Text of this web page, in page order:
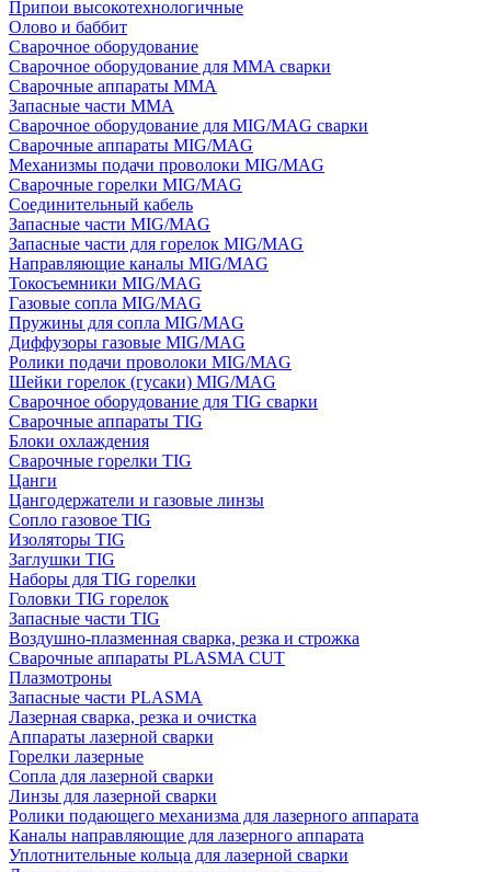
Припои высокотехнологичные
Олово и баббит
Сварочное оборудование
Сварочное оборудование для MMA сварки
Сварочные аппараты MMA
Запасные части MMA
Сварочное оборудование для MIG/MAG сварки
Сварочные аппараты MIG/MAG
Механизмы подачи проволоки MIG/MAG
Сварочные горелки MIG/MAG
Соединительный кабель
Запасные части MIG/MAG
Запасные части для горелок MIG/MAG
Направляющие каналы MIG/MAG
Токосъемники MIG/MAG
Газовые сопла MIG/MAG
Пружины для сопла MIG/MAG
Диффузоры газовые MIG/MAG
Ролики подачи проволоки MIG/MAG
Шейки горелок (гусаки) MIG/MAG
Сварочное оборудование для TIG сварки
Сварочные аппараты TIG
Блоки охлаждения
Сварочные горелки TIG
Цанги
Цангодержатели и газовые линзы
Сопло газовое TIG
Изоляторы TIG
Заглушки TIG
Наборы для TIG горелки
Головки TIG горелок
Запасные части TIG
Воздушно-плазменная сварка, резка и строжка
Сварочные аппараты PLASMA CUT
Плазмотроны
Запасные части PLASMA
Лазерная сварка, резка и очистка
Аппараты лазерной сварки
Горелки лазерные
Сопла для лазерной сварки
Линзы для лазерной сварки
Ролики подающего механизма для лазерного аппарата
Каналы направляющие для лазерного аппарата
Уплотнительные кольца для лазерной сварки